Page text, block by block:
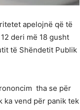
apelojnë që të
deri më 18 gusht
të Shëndetit Publik
tha se për
ka vend për panik tek